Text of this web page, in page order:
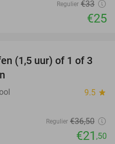
Regulier €33
€25
41%
(1,5 uur) of 1 of 3
9.5 star
Regulier €36,50
€21 ,50